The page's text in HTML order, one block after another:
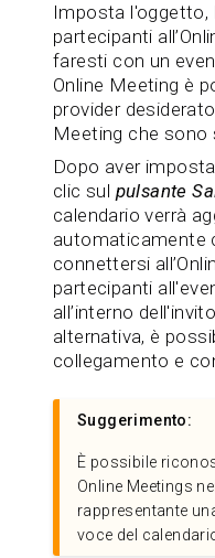
Imposta l'oggetto,
partecipanti
faresti con un
Online Meeting è
provider
Meeting che sono
Dopo aver
clic sul pulsante
calendario verrà
automaticamente
connettersi
partecipanti
all’interno
alternativa, è
collegamento e
Suggerimento:
È possibile
Online Meetings
rappresentante
voce del